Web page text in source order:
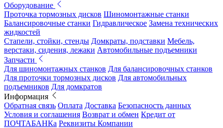
Оборудование
Проточка тормозных дисков Шиномонтажные станки
Балансировочные станки Гидравлическое Замена технических
жидкостей
Стапели, стойки, стенды Домкраты, подставки Мебель,
верстаки, сидения, лежаки Автомобильные подъемники
Запчасти
Для шиномонтажных станков Для балансировочных станков
Для проточки тормозных дисков Для автомобильных
подъемников Для домкратов
Информация
Обратная связь Оплата Доставка Безопасность данных
Условия и соглашения Возврат и обмен Кредит от
ПОЧТАБАНКа Реквизиты Компании